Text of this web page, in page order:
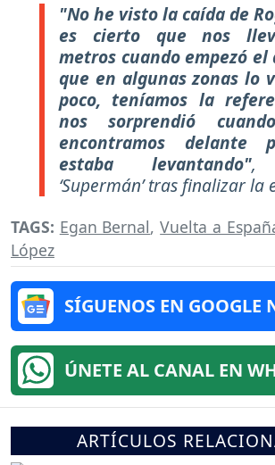
"No he visto la caída de
es cierto que nos
metros cuando empezó el
que en algunas zonas lo
poco, teníamos la
nos sorprendió
encontramos delante
estaba levantando",
‘Supermán’ tras finalizar la
TAGS: Egan Bernal,Vuelta a
López
SÍGUENOS EN GOOGLE
ÚNETE AL CANAL EN
ARTÍCULOS